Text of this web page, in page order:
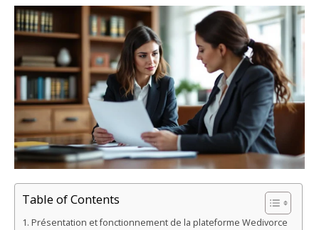
Table of Contents
Présentation et fonctionnement de la plateforme Wedivorce